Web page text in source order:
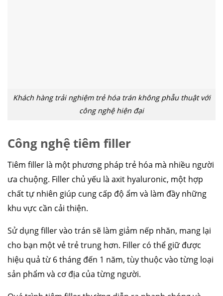
Khách hàng trải nghiệm trẻ hóa trán không phẫu thuật với
công nghệ hiện đại
Công nghệ tiêm filler
Tiêm filler là một phương pháp trẻ hóa mà nhiều người
ưa chuộng. Filler chủ yếu là axit hyaluronic, một hợp
chất tự nhiên giúp cung cấp độ ẩm và làm đầy những
khu vực cần cải thiện.
Sử dụng filler vào trán sẽ làm giảm nếp nhăn, mang lại
cho bạn một vẻ trẻ trung hơn. Filler có thể giữ được
hiệu quả từ 6 tháng đến 1 năm, tùy thuộc vào từng loại
sản phẩm và cơ địa của từng người.